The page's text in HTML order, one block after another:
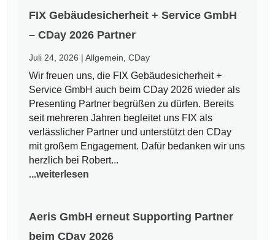
FIX Gebäudesicherheit + Service GmbH
– CDay 2026 Partner
Juli 24, 2026 |Allgemein ,CDay
Wir freuen uns, die FIX Gebäudesicherheit +
Service GmbH auch beim CDay 2026 wieder als
Presenting Partner begrüßen zu dürfen. Bereits
seit mehreren Jahren begleitet uns FIX als
verlässlicher Partner und unterstützt den CDay
mit großem Engagement. Dafür bedanken wir uns
herzlich bei Robert...
...weiterlesen
Aeris GmbH erneut Supporting Partner
beim CDay 2026